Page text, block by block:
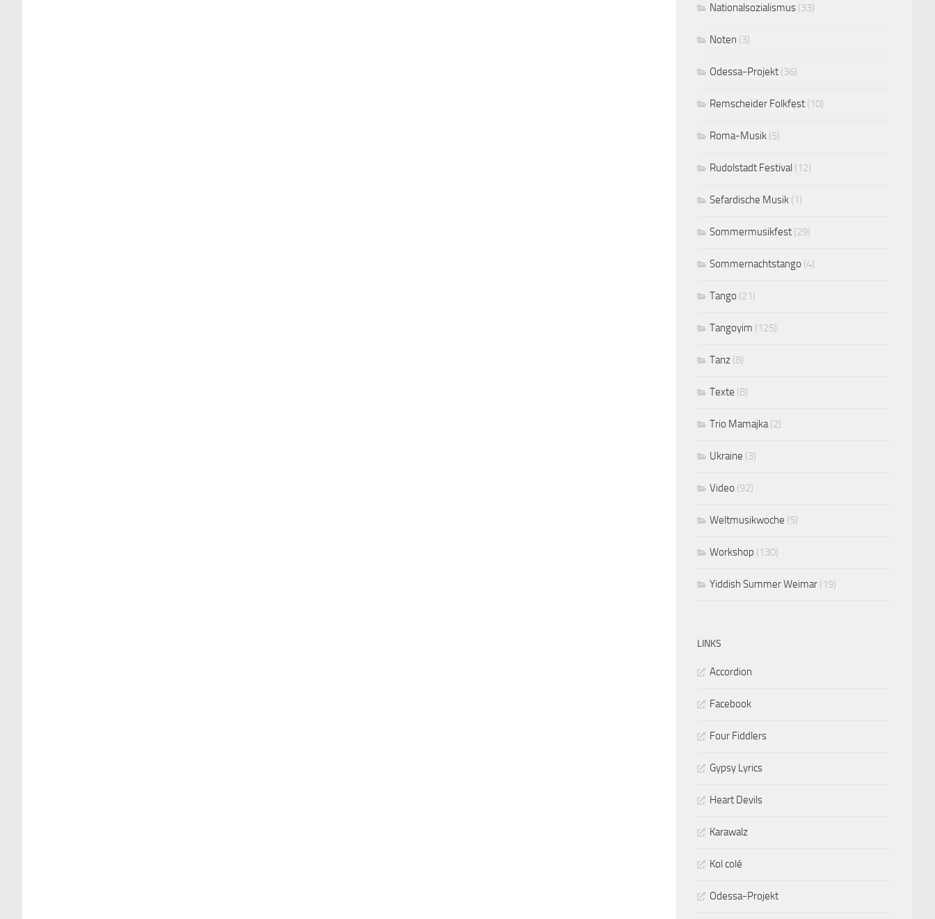
Nationalsozialismus (33)
Noten (3)
Odessa-Projekt (36)
Remscheider Folkfest (10)
Roma-Musik (5)
Rudolstadt Festival (12)
Sefardische Musik (1)
Sommermusikfest (29)
Sommernachtstango (4)
Tango (21)
Tangoyim (125)
Tanz (8)
Texte (8)
Trio Mamajka (2)
Ukraine (3)
Video (92)
Weltmusikwoche (5)
Workshop (130)
Yiddish Summer Weimar (19)
LINKS
Accordion
Facebook
Four Fiddlers
Gypsy Lyrics
Heart Devils
Karawalz
Kol colé
Odessa-Projekt